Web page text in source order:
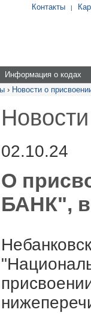
Контакты |
Информация о кодах
› Новости о
02.10.24
О
БАНК",